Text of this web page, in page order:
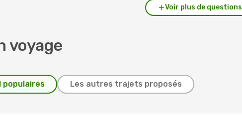
Voir plus de questions
voyage
populaires Les autres trajets proposés